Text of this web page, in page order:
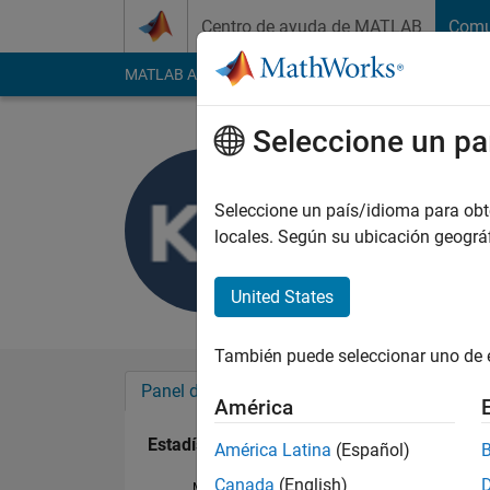
Centro de ayuda de MATLAB
MATLAB Answers File Exchange Cody
かなえ 永
Last seen: 24 días
Followers:0
Panel de control
Estadística
Seleccione un
Seleccione un país/idioma para
locales. Según su ubicación
United States
También puede seleccionar uno
América
América Latina (Español)
Canada (English)